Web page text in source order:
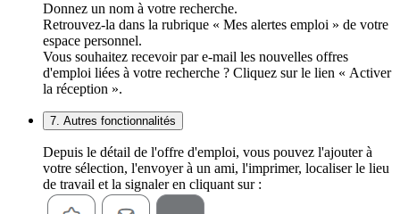
Donnez un nom à votre recherche.
Retrouvez-la dans la rubrique « Mes alertes emploi » de votre
espace personnel.
Vous souhaitez recevoir par e-mail les nouvelles offres
d'emploi liées à votre recherche ? Cliquez sur le lien « Activer
la réception ».
7. Autres fonctionnalités
Depuis le détail de l'offre d'emploi, vous pouvez l'ajouter à
votre sélection, l'envoyer à un ami, l'imprimer, localiser le lieu
de travail et la signaler en cliquant sur :